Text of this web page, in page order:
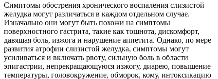
Симптомы обострения хронического воспаления слизистой
желудка могут различаться в каждом отдельном случае.
Изначально они могут быть похожи на симптомы
поверхностного гастрита, такие как тошнота, дискомфорт,
давящая боль, изжога и нарушение аппетита. Однако, по мере
развития атрофии слизистой желудка, симптомы могут
усиливаться и включать рвоту, сильную боль в области
эпигастрии, непрекращающуюся изжогу, диарею, повышение
температуры, головокружение, обморок, кому, интоксикацию